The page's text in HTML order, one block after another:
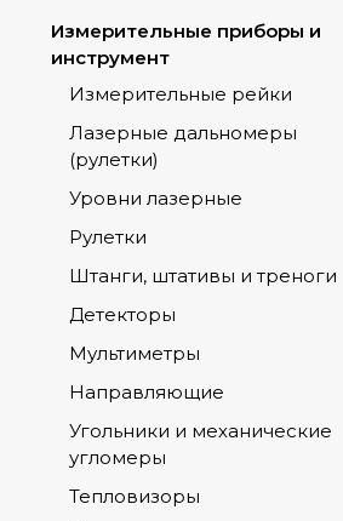
Измерительные приборы и
инструмент
Измерительные рейки
Лазерные дальномеры
(рулетки)
Уровни лазерные
Рулетки
Штанги, штативы и треноги
Детекторы
Мультиметры
Направляющие
Угольники и механические
угломеры
Тепловизоры